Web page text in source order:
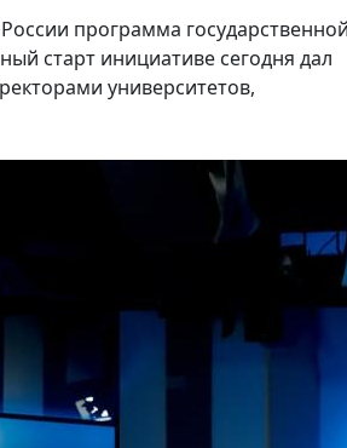
программа государственной
старт инициативе сегодня дал
университетов,